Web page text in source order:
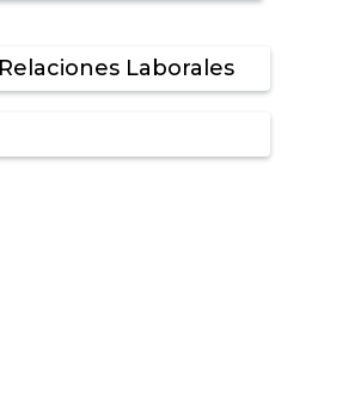
Relaciones Laborales